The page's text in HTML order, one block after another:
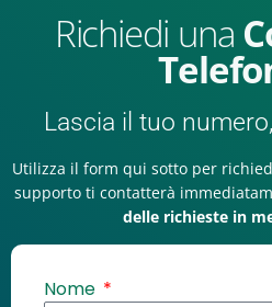
Richiedi una
Lascia il tuo numero,
Utilizza il form qui sotto per
supporto ti contatterà
delle richieste in
Nome